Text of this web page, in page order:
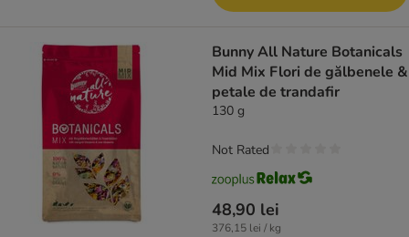
Bunny All Nature Botanicals
Mid Mix Flori de gălbenele &
petale de trandafir
130 g
48,90 lei
376,15 lei / kg
Not Rated